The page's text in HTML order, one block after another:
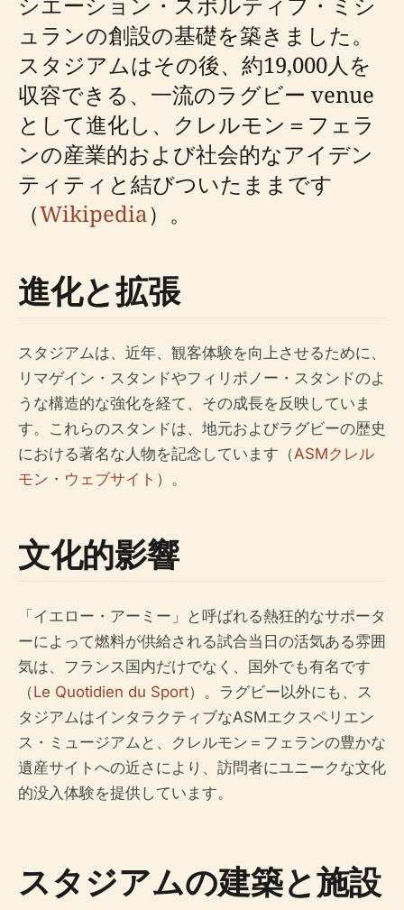
ュランの創設の基礎を築きました。
スタジアムはその後、約19,000人を
収容できる、一流のラグビー venue
として進化し、クレルモン＝フェラ
ンの産業的および社会的なアイデン
ティティと結びついたままです
（Wikipedia）。
進化と拡張
スタジアムは、近年、観客体験を向上させるために、
リマゲイン・スタンドやフィリポノー・スタンドのよ
うな構造的な強化を経て、その成長を反映していま
す。これらのスタンドは、地元およびラグビーの歴史
における著名な人物を記念しています（ASMクレル
モン・ウェブサイト ）。
文化的影響
「イエロー・アーミー」と呼ばれる熱狂的なサポータ
ーによって燃料が供給される試合当日の活気ある雰囲
気は、フランス国内だけでなく、国外でも有名です
（Le Quotidien du Sport）。ラグビー以外にも、ス
タジアムはインタラクティブなASMエクスペリエン
ス・ミュージアムと、クレルモン＝フェランの豊かな
遺産サイトへの近さにより、訪問者にユニークな文化
的没入体験を提供しています。
スタジアムの建築と施設